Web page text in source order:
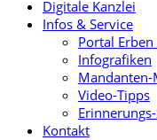
Digitale Kanzlei
Infos & Service
Portal
Infografiken
Video-Tipps
Kontakt